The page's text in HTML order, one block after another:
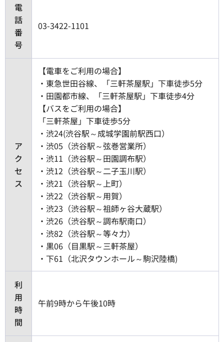
電
話
番
号
03-3422-1101
ア
ク
セ
ス
【電車をご利用の場合】
・東急世田谷線、「三軒茶屋駅」下車徒歩5分
・田園都市線、「三軒茶屋駅」下車徒歩4分
【バスをご利用の場合】
「三軒茶屋」下車徒歩5分
・渋24(渋谷駅～成城学園前駅西口）
・渋05（渋谷駅～弦巻営業所）
・渋11（渋谷駅～田園調布駅）
・渋12（渋谷駅～二子玉川駅）
・渋21（渋谷駅～上町）
・渋22（渋谷駅～用賀）
・渋23（渋谷駅～祖師ヶ谷大蔵駅）
・渋26（渋谷駅～調布駅南口）
・渋82（渋谷駅～等々力）
・黒06（目黒駅～三軒茶屋）
・下61（北沢タウンホール～駒沢陸橋)
利
用
時
間
午前9時から午後10時